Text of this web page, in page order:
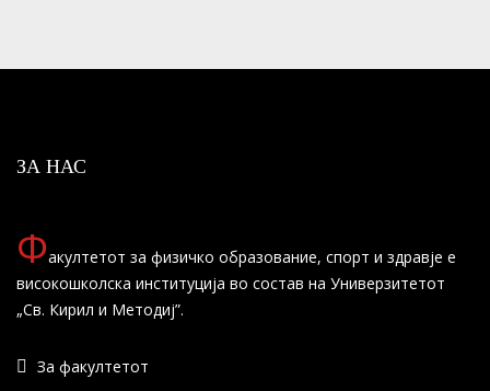
ЗА НАС
Факултетот за физичко образование, спорт и здравје е
високошколска институција во состав на Универзитетот
„Св. Кирил и Методиј”.
За факултетот